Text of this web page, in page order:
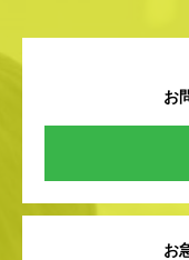
お
お